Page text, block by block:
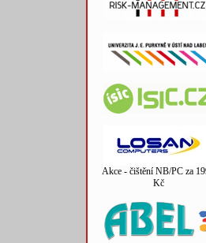
Akce - čištění NB/PC za
Kč